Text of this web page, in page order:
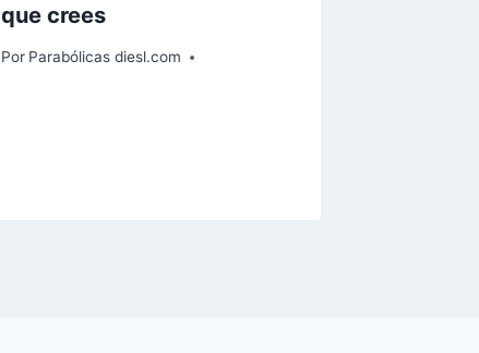
que crees
Por Parabólicas diesl.com